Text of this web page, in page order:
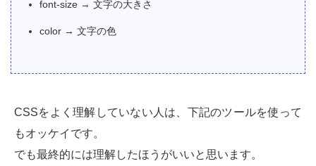
font-size → 文字の大きさ
color → 文字の色
CSSをよく理解していない人は、下記のツールを使って
もオッケイです。
でも最終的には理解したほうがいいと思います。